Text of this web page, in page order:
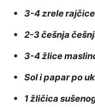
3-4 zrele rajčice
2-3 češnja
3-4 žlice
Sol i papar po
1 žličica